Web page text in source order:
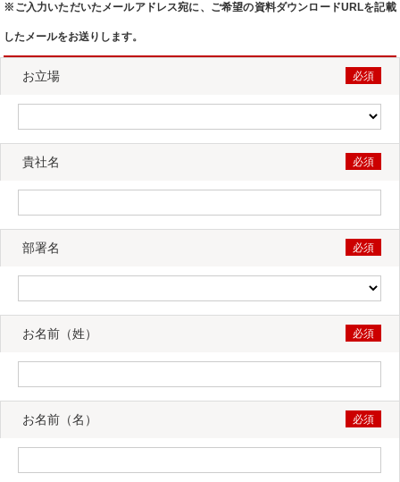
※ご入力いただいたメールアドレス宛に、ご希望の資料ダウンロードURLを記載
したメールをお送りします。
お立場
貴社名
部署名
お名前（姓）
お名前（名）